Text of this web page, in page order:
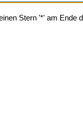
Stern '*' am Ende